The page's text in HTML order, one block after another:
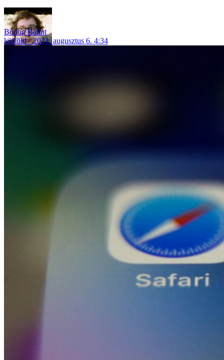
Bódog Bálint
külföld
2024. augusztus 6. 4:34